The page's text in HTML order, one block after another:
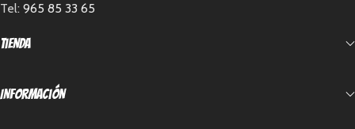
Tel: 965 85 33 65
Tienda
Información